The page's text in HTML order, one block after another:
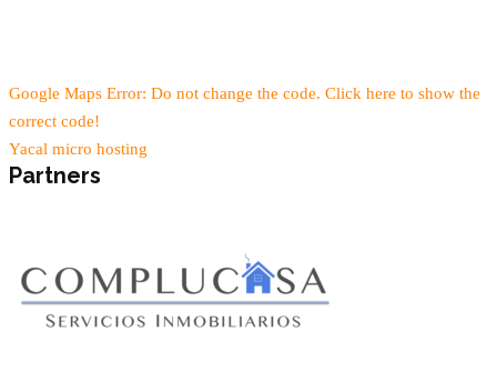
Google Maps Error: Do not change the code. Click here to show the
correct code!
Yacal micro hosting
Partners